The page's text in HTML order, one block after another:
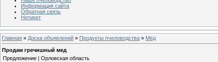
Информация сайта
Обратная связь
Нетикет
Главная » Доска объявлений » Продукты пчеловодства » Мёд
Продам гречишный мед
Предложение | Орловская область